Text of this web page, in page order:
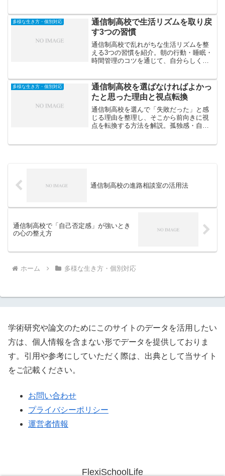
多様な生き方・個別対応
通信制高校で生活リズムを取り戻
す3つの習慣
通信制高校で乱れがちな生活リズムを整
える3つの習慣を紹介。朝の行動・睡眠・
時間管理のコツを通じて、自分らしく自
多様な生き方・個別対応
通信制高校を選ばなければよかっ
たと思った理由と視点転換
通信制高校を選んで「失敗だった」と感
じる理由を整理し、そこから前向きに視
点を転換する方法を解説。孤独感・自己
通信制高校の進路相談室の活用法
通信制高校で「自己否定感」が強いとき
の心の整え方
ホーム 多様な生き方・個別対応
学術研究や論文のためにこのサイトのデータを活用したい
方は、個人情報を含まない形でデータを提供しておりま
す。引用や参考にしていただく際は、出典として当サイト
をご記載ください。
お問い合わせ
プライバシーポリシー
運営者情報
FlexiSchoolLife